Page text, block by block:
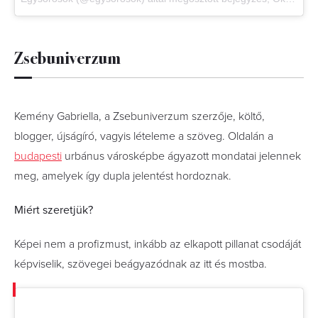
Zsebuniverzum
Kemény Gabriella, a Zsebuniverzum szerzője, költő,
blogger, újságíró, vagyis lételeme a szöveg. Oldalán a
budapesti urbánus városképbe ágyazott mondatai jelennek
meg, amelyek így dupla jelentést hordoznak.
Miért szeretjük?
Képei nem a profizmust, inkább az elkapott pillanat csodáját
képviselik, szövegei beágyazódnak az itt és mostba.